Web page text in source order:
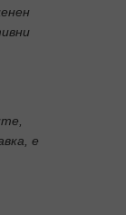
е